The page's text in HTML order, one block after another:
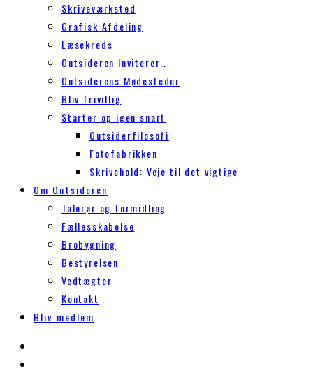
Skriveværksted
Grafisk Afdeling
Læsekreds
Outsideren Inviterer…
Outsiderens Mødesteder
Bliv frivillig
Starter op igen snart
Outsiderfilosofi
Fotofabrikken
Skrivehold: Veje til det vigtige
Om Outsideren
Talerør og formidling
Fællesskabelse
Brobygning
Bestyrelsen
Vedtægter
Kontakt
Bliv medlem